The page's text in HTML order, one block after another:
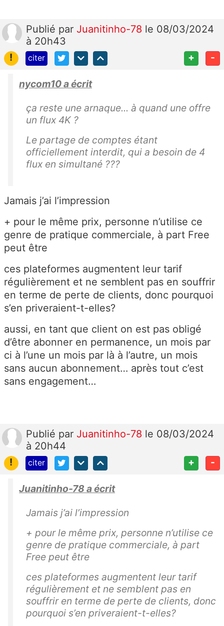
Publié par Juanitinho-78 le 08/03/2024
à 20h43
!
citer + -
nycom10 a écrit
ça reste une arnaque... à quand une offre
un flux 4K ?
Le partage de comptes étant
officiellement interdit, qui a besoin de 4
flux en simultané ???
Jamais j’ai l’impression
+ pour le même prix, personne n’utilise ce
genre de pratique commerciale, à part Free
peut être
ces plateformes augmentent leur tarif
régulièrement et ne semblent pas en souffrir
en terme de perte de clients, donc pourquoi
s’en priveraient-t-elles?
aussi, en tant que client on est pas obligé
d’être abonner en permanence, un mois par
ci à l’une un mois par là à l’autre, un mois
sans aucun abonnement… après tout c’est
sans engagement…
Publié par Juanitinho-78 le 08/03/2024
à 20h44
!
citer + -
Juanitinho-78 a écrit
Jamais j’ai l’impression
+ pour le même prix, personne n’utilise ce
genre de pratique commerciale, à part
Free peut être
ces plateformes augmentent leur tarif
régulièrement et ne semblent pas en
souffrir en terme de perte de clients, donc
pourquoi s’en priveraient-t-elles?